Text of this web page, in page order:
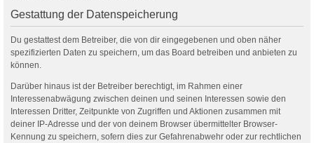
Gestattung der Datenspeicherung
Du gestattest dem Betreiber, die von dir eingegebenen und oben näher
spezifizierten Daten zu speichern, um das Board betreiben und anbieten zu
können.
Darüber hinaus ist der Betreiber berechtigt, im Rahmen einer
Interessenabwägung zwischen deinen und seinen Interessen sowie den
Interessen Dritter, Zeitpunkte von Zugriffen und Aktionen zusammen mit
deiner IP-Adresse und der von deinem Browser übermittelter Browser-
Kennung zu speichern, sofern dies zur Gefahrenabwehr oder zur rechtlichen